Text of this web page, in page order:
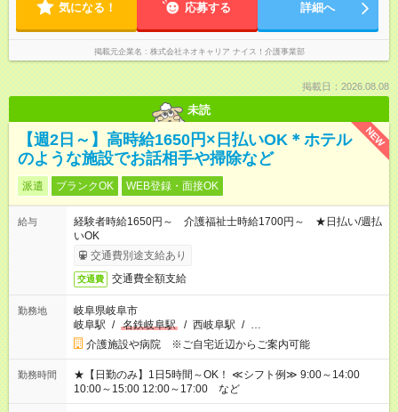
気になる！ 応募する 詳細へ
掲載元企業名 株式会社ネオキャリア ナイス！介護事業部
掲載日：2026.08.08
未読
NEW
【週2日～】高時給1650円×日払いOK＊ホテル
のような施設でお話相手や掃除など
派遣 ブランクOK WEB登録・面接OK
給与
経験者時給1650円～ 介護福祉士時給1700円～ ★日払い/週払
いOK
交通費別途支給あり
交通費 交通費全額支給
勤務地
岐阜県岐阜市
岐阜駅 / 名鉄岐阜駅 / 西岐阜駅 / …
介護施設や病院 ※ご自宅近辺からご案内可能
勤務時間
★【日勤のみ】1日5時間～OK！ ≪シフト例≫ 9:00～14:00
10:00～15:00 12:00～17:00 など